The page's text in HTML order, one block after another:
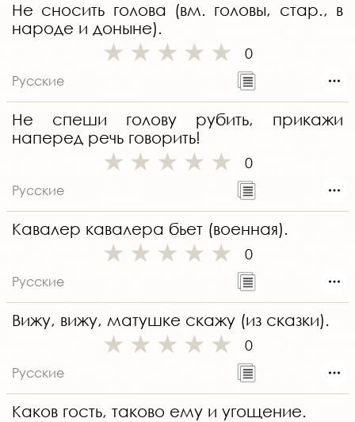
Не сносить голова (вм. головы, стар., в
народе и доныне).
0
Русские
Не спеши голову рубить, прикажи
наперед речь говорить!
0
Русские
Кавалер кавалера бьет (военная).
0
Русские
Вижу, вижу, матушке скажу (из сказки).
0
Русские
Каков гость, таково ему и угощение.